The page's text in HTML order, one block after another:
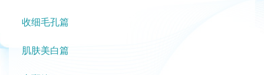
收细毛孔篇
肌肤美白篇